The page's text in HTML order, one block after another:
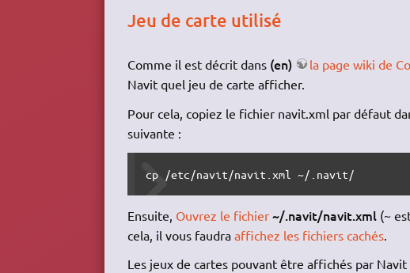
Jeu de carte utilisé
Comme il est décrit dans (en) la page wiki de
Navit quel jeu de carte afficher.
Pour cela, copiez le fichier navit.xml par défaut
suivante :
cp /etc/navit/navit.xml ~/.navit/
Ensuite, Ouvrez le fichier ~/.navit/navit.xml (~
cela, il vous faudra affichez les fichiers cachés.
Les jeux de cartes pouvant être affichés par